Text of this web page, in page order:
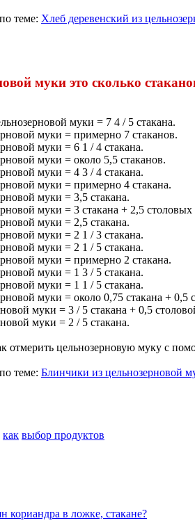
теме: Хлеб деревенский из
муки это сколько
муки = 7 4 / 5 стакана.
муки = примерно 7 стаканов.
муки = 6 1 / 4 стакана.
муки = около 5,5 стаканов.
муки = 4 3 / 4 стакана.
муки = примерно 4 стакана.
муки = 3,5 стакана.
муки = 3 стакана + 2,5
муки = 2,5 стакана.
муки = 2 1 / 3 стакана.
муки = 2 1 / 5 стакана.
муки = примерно 2 стакана.
муки = 1 3 / 5 стакана.
муки = 1 1 / 5 стакана.
муки = около 0,75 стакана + 0,5
муки = 3 / 5 стакана + 0,5
муки = 2 / 5 стакана.
отмерить цельнозерновую муку с
теме: Блинчики из цельнозерновой
как выбор продуктов
кориандра в ложке, стакане?